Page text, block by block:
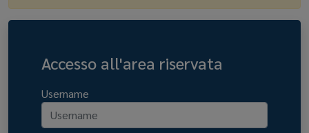
Accesso all'area riservata
Username